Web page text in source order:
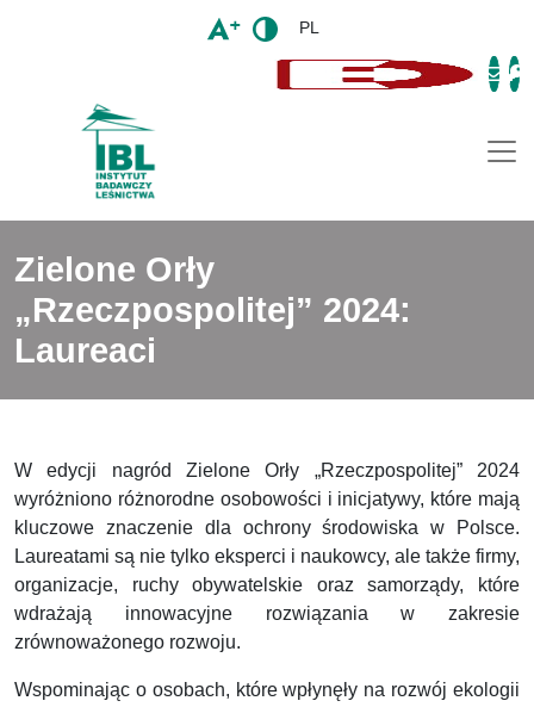
PL
Zielone Orły
„Rzeczpospolitej” 2024:
Laureaci
W edycji nagród Zielone Orły „Rzeczpospolitej” 2024
wyróżniono różnorodne osobowości i inicjatywy, które mają
kluczowe znaczenie dla ochrony środowiska w Polsce.
Laureatami są nie tylko eksperci i naukowcy, ale także firmy,
organizacje, ruchy obywatelskie oraz samorządy, które
wdrażają innowacyjne rozwiązania w zakresie
zrównoważonego rozwoju.
Wspominając o osobach, które wpłynęły na rozwój ekologii